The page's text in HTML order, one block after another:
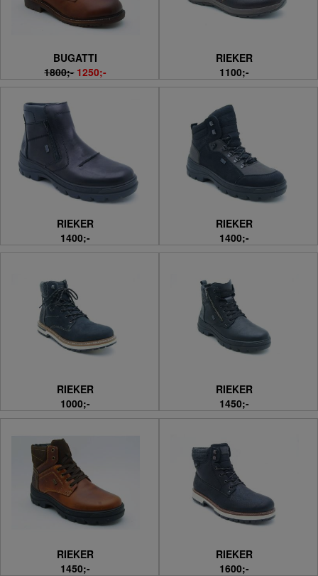
BUGATTI
1800;- 1250;-
RIEKER
1100;-
RIEKER
1400;-
RIEKER
1400;-
RIEKER
1000;-
RIEKER
1450;-
RIEKER
1450;-
RIEKER
1600;-